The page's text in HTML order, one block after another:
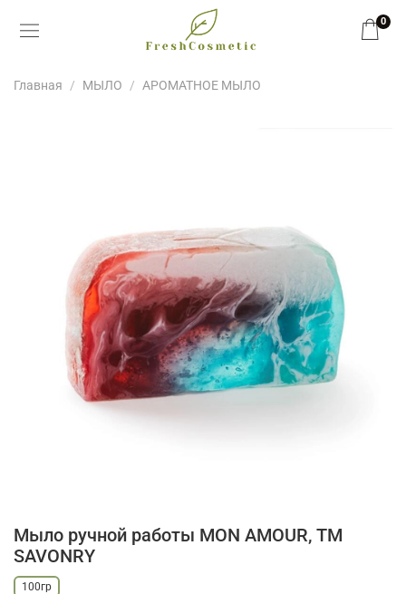
0
Главная МЫЛО АРОМАТНОЕ МЫЛО
Мыло ручной работы MON AMOUR, ТМ
SAVONRY
100гр